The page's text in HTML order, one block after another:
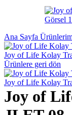
Ana Sayfa
Joy of Life Kolay
Ürünlere geri dön
Joy of Life Kolay
Joy of